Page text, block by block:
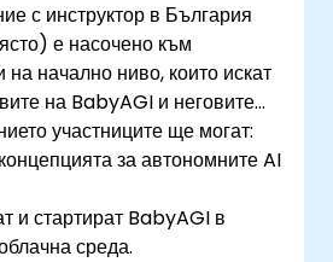
с инструктор в България
е насочено към
начално ниво, които искат
на BabyAGI и неговите
участниците ще могат:
за автономните AI
и стартират BabyAGI в
среда.